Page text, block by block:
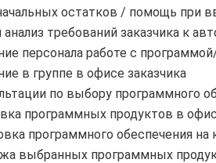
остатков / помощь при
анализ требований заказчика к
персонала работе с
в группе в офисе заказчика
по выбору программного
программных продуктов в
программного обеспечения
выбранных программных